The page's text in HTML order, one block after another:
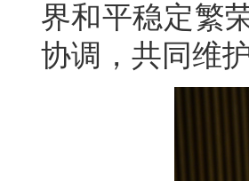
界和平稳定繁
协调，共同维